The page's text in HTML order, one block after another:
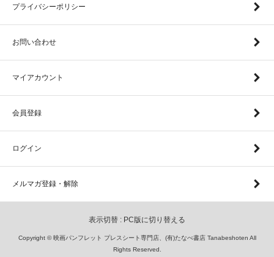
プライバシーポリシー
お問い合わせ
マイアカウント
会員登録
ログイン
メルマガ登録・解除
表示切替 : PC版に切り替える
Copyright © 映画パンフレット プレスシート専門店、(有)たなべ書店 Tanabeshoten All
Rights Reserved.